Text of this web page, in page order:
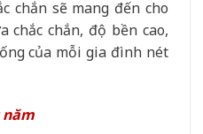
chắn sẽ mang đến cho
chắc chắn, độ bền cao,
của mỗi gia đình nét